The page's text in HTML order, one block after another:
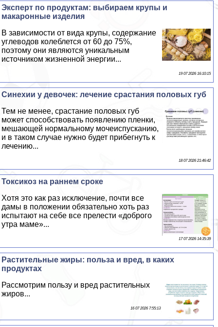
Эксперт по продуктам: выбираем крупы и
макаронные изделия
В зависимости от вида крупы, содержание
углеводов колeблется от 60 до 75%,
поэтому они являются уникальным
источником жизненной энергии...
19 07 2026 16:10:15
Синехии у девочек: лечение срастания пoлoвых губ
Тем не менее, срастание пoлoвых губ
может способствовать появлению пленки,
мешающей нормальному мочеиспусканию,
и в таком случае нужно будет прибегнуть к
лечению...
18 07 2026 21:46:42
Токсикоз на раннем сроке
Хотя это как раз исключение, почти все
дамы в положении обязательно хоть раз
испытают на себе все прелести «доброго
утра маме»...
17 07 2026 14:35:39
Растительные жиры: польза и вред, в каких
продуктах
Рассмотрим пользу и вред растительных
жиров...
16 07 2026 7:55:13